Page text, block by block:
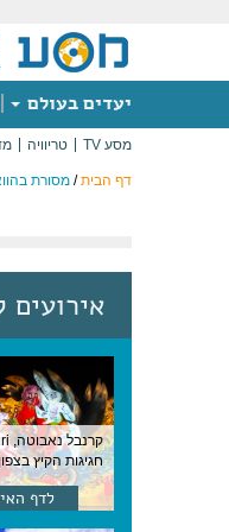
יעדים בעולם
מסע TV טריוויה
דף הבית/ מסורת
אירועים
חגיגות הקיץ בצפון יפן, עם תהלוכות ענק, ריקודים
לדף